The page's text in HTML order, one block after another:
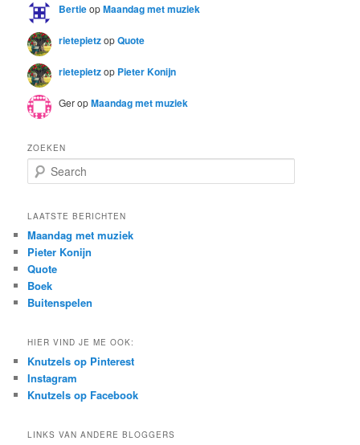
BertieopMaandag met muziek
rietepietzopQuote
rietepietzop Pieter Konijn
GeropMaandag met muziek
ZOEKEN
e
r
h
LAATSTE BERICHTEN
Maandag met muziek
Pieter Konijn
Quote
Boek
Buitenspelen
HIER VIND JE ME OOK:
Knutzels op Pinterest
Instagram
Knutzels op Facebook
LINKS VAN ANDERE BLOGGERS